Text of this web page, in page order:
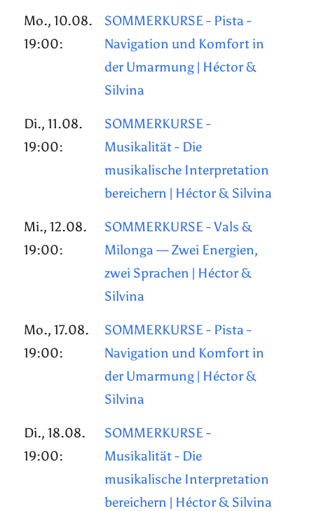
Mo., 10.08.
19:00:
SOMMERKURSE - Pista -
Navigation und Komfort in
der Umarmung | Héctor &
Silvina
Di., 11.08.
19:00:
SOMMERKURSE -
Musikalität - Die
musikalische Interpretation
bereichern | Héctor & Silvina
Mi., 12.08.
19:00:
SOMMERKURSE - Vals &
Milonga — Zwei Energien,
zwei Sprachen | Héctor &
Silvina
Mo., 17.08.
19:00:
SOMMERKURSE - Pista -
Navigation und Komfort in
der Umarmung | Héctor &
Silvina
Di., 18.08.
19:00:
SOMMERKURSE -
Musikalität - Die
musikalische Interpretation
bereichern | Héctor & Silvina